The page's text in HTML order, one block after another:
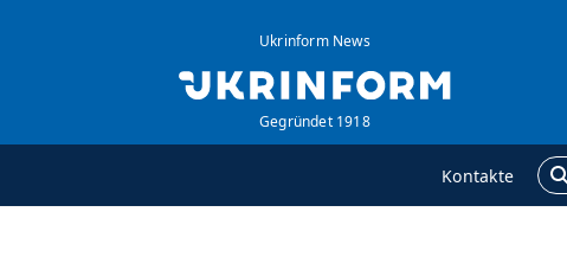
Ukrinform News
Gegründet 1918
Kontakte